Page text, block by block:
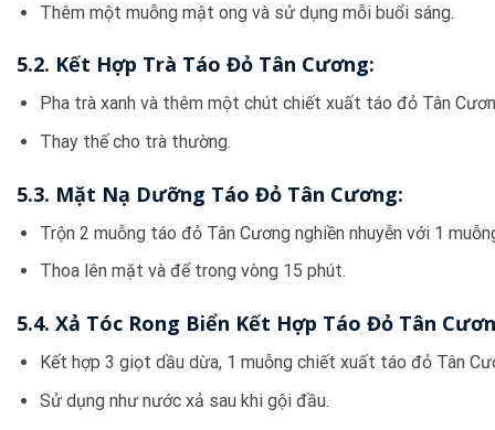
Thêm một muỗng mật ong và sử dụng mỗi buổi sáng.
5.2. Kết Hợp Trà Táo Đỏ Tân Cương:
Pha trà xanh và thêm một chút chiết xuất táo đỏ Tân
Thay thế cho trà thường.
5.3. Mặt Nạ Dưỡng Táo Đỏ Tân Cương:
Trộn 2 muỗng táo đỏ Tân Cương nghiền nhuyễn với 1
Thoa lên mặt và để trong vòng 15 phút.
5.4. Xả Tóc Rong Biển Kết Hợp Táo Đỏ Tân
Kết hợp 3 giọt dầu dừa, 1 muỗng chiết xuất táo đỏ Tân
Sử dụng như nước xả sau khi gội đầu.